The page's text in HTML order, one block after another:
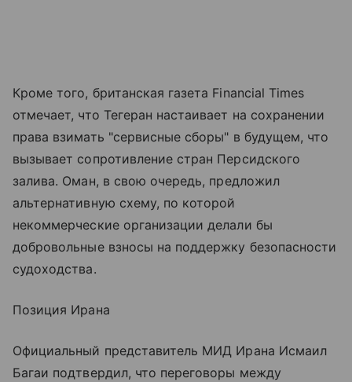
Кроме того, британская газета Financial Times
отмечает, что Тегеран настаивает на сохранении
права взимать "сервисные сборы" в будущем, что
вызывает сопротивление стран Персидского
залива. Оман, в свою очередь, предложил
альтернативную схему, по которой
некоммерческие организации делали бы
добровольные взносы на поддержку безопасности
судоходства.
Позиция Ирана
Официальный представитель МИД Ирана Исмаил
Багаи подтвердил, что переговоры между